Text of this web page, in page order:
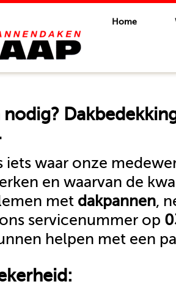
Home
nodig?
iets waar onze
en waarvan de
met dakpannen,
servicenummer op
helpen met een